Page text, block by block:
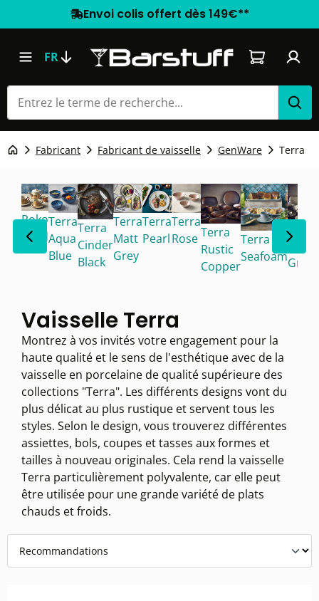
Envoi colis offert dès 149€**
FR Le panier
Fabricant Fabricant de vaisselle GenWare Terra
Roko
Sand
Terra
Aqua
Blue
Terra
Cinder
Black
Terra
Matt
Grey
Terra
Pearl
Terra
RoseTerra
Rustic
Copper
Terra
Seafoam
Terra
Grey
Vaisselle Terra
Montrez à vos invités votre engagement pour la
haute qualité et le sens de l'esthétique avec de la
vaisselle en porcelaine de qualité supérieure des
collections "Terra". Les différents designs vont du
plus délicat au plus rustique et servent tous les
styles. Selon le design, vous trouverez différentes
assiettes, bols, coupes et tasses aux formes et
tailles à nouveau originales. Cela rend la vaisselle
Terra particulièrement polyvalente, car elle peut
être utilisée pour une grande variété de plats
chauds et froids.